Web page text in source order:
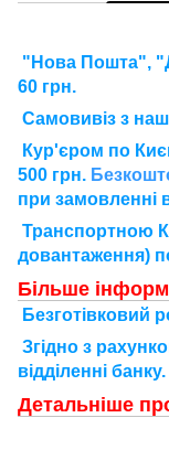
"Нова Пошта",
60 грн.
Самовивіз з
Кур'єром по
500 грн.
при замовленні
Транспортною
довантаження)
Більше
Безготівковий
Згідно з
відділенні банку.
Детальніше